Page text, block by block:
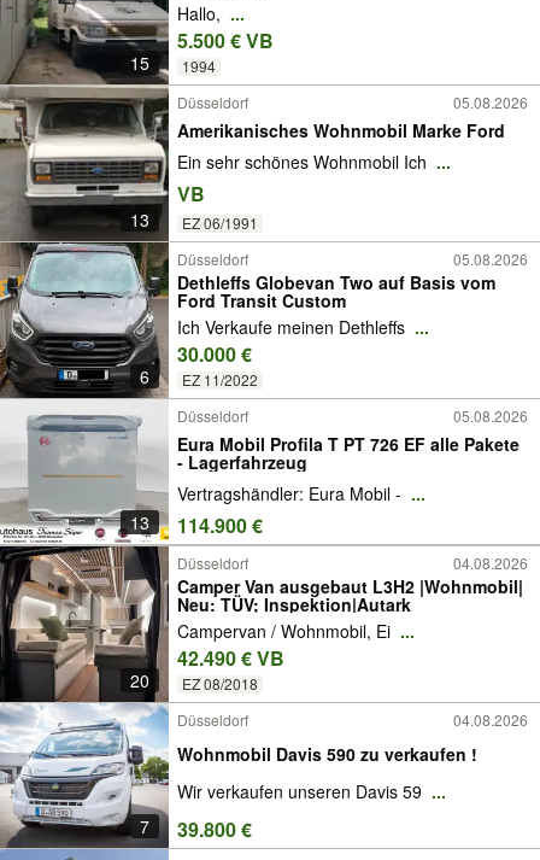
15
Hallo, ...
5.500 € VB
1994
13
Düsseldorf 05.08.2026
Amerikanisches Wohnmobil Marke Ford
Ein sehr schönes Wohnmobil Ich ...
VB
EZ 06/1991
6
Düsseldorf 05.08.2026
Dethleffs Globevan Two auf Basis vom
Ford Transit Custom
Ich Verkaufe meinen Dethleffs ...
30.000 €
EZ 11/2022
13
Düsseldorf 05.08.2026
Eura Mobil Profila T PT 726 EF alle Pakete
- Lagerfahrzeug
Vertragshändler: Eura Mobil - ...
114.900 €
20
Düsseldorf 04.08.2026
Camper Van ausgebaut L3H2 |Wohnmobil|
Neu: TÜV; Inspektion|Autark
Campervan / Wohnmobil, Ei ...
42.490 € VB
EZ 08/2018
7
Düsseldorf 04.08.2026
Wohnmobil Davis 590 zu verkaufen !
Wir verkaufen unseren Davis 59 ...
39.800 €